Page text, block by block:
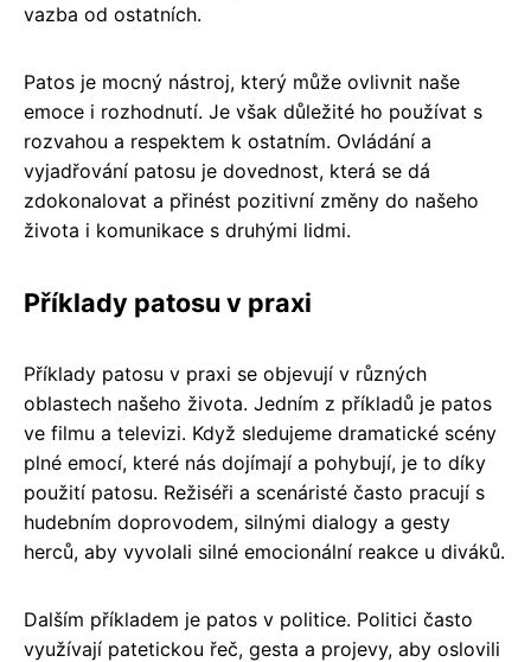
vazba od ostatních.
Patos je mocný nástroj, který může ovlivnit naše
emoce i rozhodnutí. Je však důležité ho používat s
rozvahou a respektem k ostatním. Ovládání a
vyjadřování patosu je dovednost, která se dá
zdokonalovat a přinést pozitivní změny do našeho
života i komunikace s druhými lidmi.
Příklady patosu v praxi
Příklady patosu v praxi se objevují v různých
oblastech našeho života. Jedním z příkladů je patos
ve filmu a televizi. Když sledujeme dramatické scény
plné emocí, které nás dojímají a pohybují, je to díky
použití patosu. Režiséři a scenáristé často pracují s
hudebním doprovodem, silnými dialogy a gesty
herců, aby vyvolali silné emocionální reakce u diváků.
Dalším příkladem je patos v politice. Politici často
využívají patetickou řeč, gesta a projevy, aby oslovili